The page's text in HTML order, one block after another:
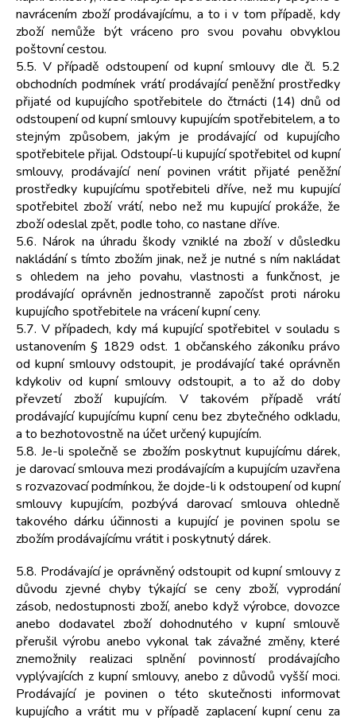
navrácením zboží prodávajícímu, a to i v tom případě, kdy
zboží nemůže být vráceno pro svou povahu obvyklou
poštovní cestou.
5.5. V případě odstoupení od kupní smlouvy dle čl. 5.2
obchodních podmínek vrátí prodávající peněžní prostředky
přijaté od kupujícího spotřebitele do čtrnácti (14) dnů od
odstoupení od kupní smlouvy kupujícím spotřebitelem, a to
stejným způsobem, jakým je prodávající od kupujícího
spotřebitele přijal. Odstoupí-li kupující spotřebitel od kupní
smlouvy, prodávající není povinen vrátit přijaté peněžní
prostředky kupujícímu spotřebiteli dříve, než mu kupující
spotřebitel zboží vrátí, nebo než mu kupující prokáže, že
zboží odeslal zpět, podle toho, co nastane dříve.
5.6. Nárok na úhradu škody vzniklé na zboží v důsledku
nakládání s tímto zbožím jinak, než je nutné s ním nakládat
s ohledem na jeho povahu, vlastnosti a funkčnost, je
prodávající oprávněn jednostranně započíst proti nároku
kupujícího spotřebitele na vrácení kupní ceny.
5.7. V případech, kdy má kupující spotřebitel v souladu s
ustanovením § 1829 odst. 1 občanského zákoníku právo
od kupní smlouvy odstoupit, je prodávající také oprávněn
kdykoliv od kupní smlouvy odstoupit, a to až do doby
převzetí zboží kupujícím. V takovém případě vrátí
prodávající kupujícímu kupní cenu bez zbytečného odkladu,
a to bezhotovostně na účet určený kupujícím.
5.8. Je-li společně se zbožím poskytnut kupujícímu dárek,
je darovací smlouva mezi prodávajícím a kupujícím uzavřena
s rozvazovací podmínkou, že dojde-li k odstoupení od kupní
smlouvy kupujícím, pozbývá darovací smlouva ohledně
takového dárku účinnosti a kupující je povinen spolu se
zbožím prodávajícímu vrátit i poskytnutý dárek.
5.8. Prodávající je oprávněný odstoupit od kupní smlouvy z
důvodu zjevné chyby týkající se ceny zboží, vyprodání
zásob, nedostupnosti zboží, anebo když výrobce, dovozce
anebo dodavatel zboží dohodnutého v kupní smlouvě
přerušil výrobu anebo vykonal tak závažné změny, které
znemožnily realizaci splnění povinností prodávajícího
vyplývajících z kupní smlouvy, anebo z důvodů vyšší moci.
Prodávající je povinen o této skutečnosti informovat
kupujícího a vrátit mu v případě zaplacení kupní cenu za